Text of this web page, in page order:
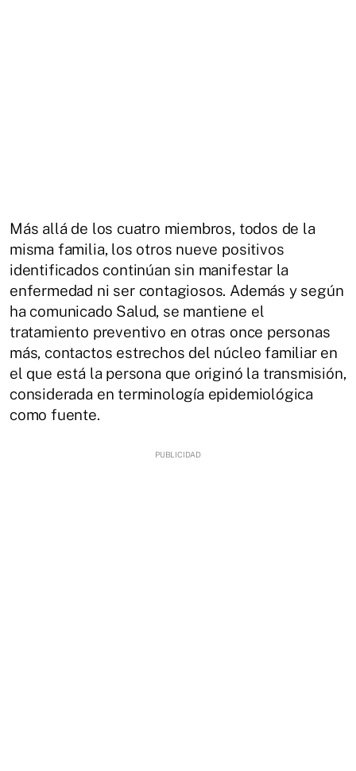
Más allá de los cuatro miembros, todos de la
misma familia, los otros nueve positivos
identificados continúan sin manifestar la
enfermedad ni ser contagiosos. Además y según
ha comunicado Salud, se mantiene el
tratamiento preventivo en otras once personas
más, contactos estrechos del núcleo familiar en
el que está la persona que originó la transmisión,
considerada en terminología epidemiológica
como fuente.